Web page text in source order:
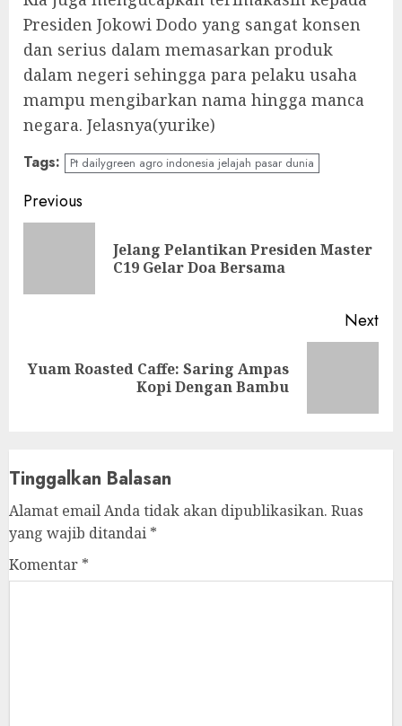
Presiden Jokowi Dodo yang sangat konsen
dan serius dalam memasarkan produk
dalam negeri sehingga para pelaku usaha
mampu mengibarkan nama hingga manca
negara. Jelasnya(yurike)
Tags: Pt dailygreen agro indonesia jelajah pasar dunia
Continue
Reading
Previous
Jelang Pelantikan Presiden Master
C19 Gelar Doa Bersama
Next
Next
Yuam Roasted Caffe: Saring Ampas
Kopi Dengan Bambu
Tinggalkan Balasan
Alamat email Anda tidak akan dipublikasikan. Ruas
yang wajib ditandai *
Komentar *